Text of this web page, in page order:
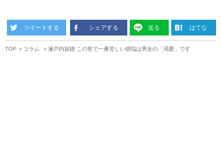
ツイートする シェアする 送る はてな
TOP コラム 瀬戸内寂聴 この世で一番苦しい煩悩は男女の「渇愛」です